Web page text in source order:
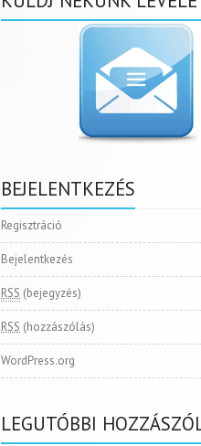
BEJELENTKEZÉS
Regisztráció
Bejelentkezés
RSS (bejegyzés)
RSS (hozzászólás)
WordPress.org
LEGUTÓBBI